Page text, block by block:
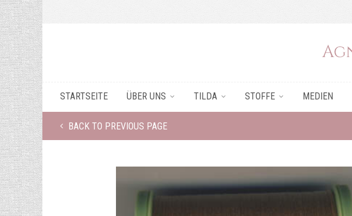
STARTSEITE ÜBER UNS TILDA STOFFE MEDIEN
BACK TO PREVIOUS PAGE